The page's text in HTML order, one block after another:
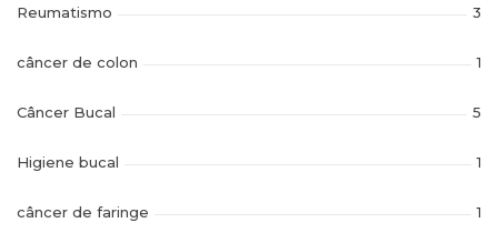
Reumatismo 3
câncer de colon 1
Câncer Bucal 5
Higiene bucal 1
câncer de faringe 1